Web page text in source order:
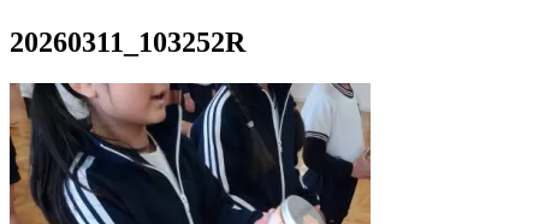
20260311_103252R